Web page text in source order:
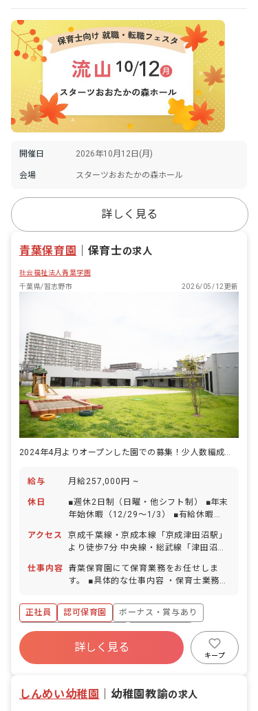
開催日 2026年10月12日(月)
会場 スターツおおたかの森ホール
詳しく見る
青葉保育園 保育士の求人
社会福祉法人青葉学園
千葉県/習志野市
2026/05/12更新
2024年4月よりオープンした園での募集！少人数編成で手厚い保育を
給与 月給257,000円 ~
休日
■週休2日制（日曜・他シフト制） ■年末
年始休暇（12/29～1/3） ■有給休暇
護・介護休暇 ■慶弔休暇 ■その他シフト
による ※年間休日120日目標
アクセス
京成千葉線・京成本線「京成津田沼駅」
より徒歩7分 中央線・総武線「津田沼
駅」より徒歩10分 ■自転車通勤可（駐輪
場あり）
仕事内容
青葉保育園にて保育業務をお任せしま
す。 ■具体的な仕事内容 ・保育士業務全
クラス 12名（1クラス6名） 1歳児クラ
ス 30名（1クラス10名） 2歳児クラス
30名（1クラス15名） 3歳児クラス 30
名（1クラス30名） 4歳児クラス 30名
（1クラス30名） 5歳児クラス 30名（1
保育理念‧保育目標 子ども一人ひとりの
正社員 認可保育園
ボーナス・賞与あり
寮・住宅・家賃補助あり
社会保険完備
福利厚生充実
退職金制度
詳しく見る
キープ
しんめい幼稚園 ｜幼稚園教諭の求人